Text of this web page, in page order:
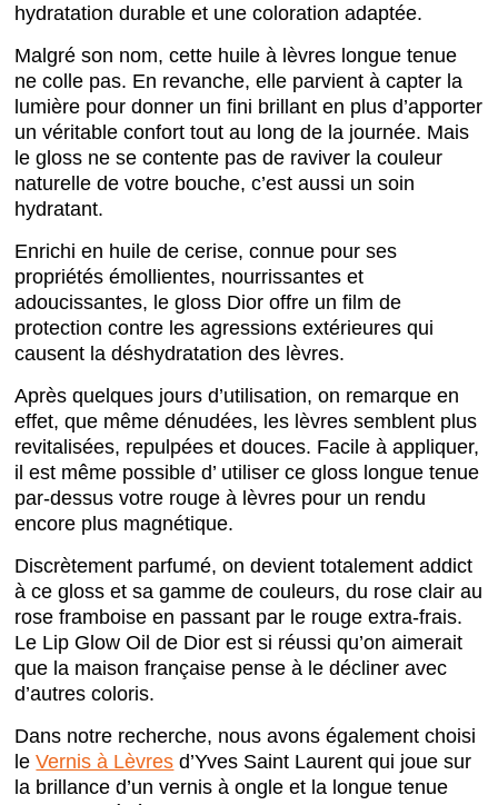
hydratation durable et une coloration adaptée.
Malgré son nom, cette huile à lèvres longue tenue
ne colle pas. En revanche, elle parvient à capter la
lumière pour donner un fini brillant en plus d’apporter
un véritable confort tout au long de la journée. Mais
le gloss ne se contente pas de raviver la couleur
naturelle de votre bouche, c’est aussi un soin
hydratant.
Enrichi en huile de cerise, connue pour ses
propriétés émollientes, nourrissantes et
adoucissantes, le gloss Dior offre un film de
protection contre les agressions extérieures qui
causent la déshydratation des lèvres.
Après quelques jours d’utilisation, on remarque en
effet, que même dénudées, les lèvres semblent plus
revitalisées, repulpées et douces. Facile à appliquer,
il est même possible d’ utiliser ce gloss longue tenue
par-dessus votre rouge à lèvres pour un rendu
encore plus magnétique.
Discrètement parfumé, on devient totalement addict
à ce gloss et sa gamme de couleurs, du rose clair au
rose framboise en passant par le rouge extra-frais.
Le Lip Glow Oil de Dior est si réussi qu’on aimerait
que la maison française pense à le décliner avec
d’autres coloris.
Dans notre recherche, nous avons également choisi
leVernis à Lèvres d’Yves Saint Laurent qui joue sur
la brillance d’un vernis à ongle et la longue tenue